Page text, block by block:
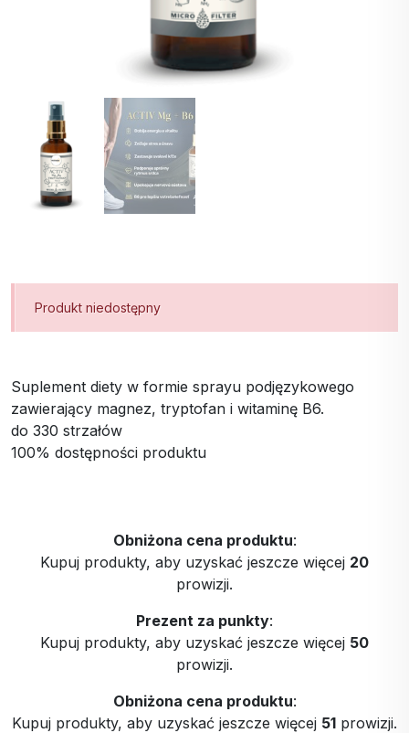
Produkt niedostępny
Suplement diety w formie sprayu podjęzykowego
zawierający magnez, tryptofan i witaminę B6.
do 330 strzałów
100% dostępności produktu
Obniżona cena produktu:
Kupuj produkty, aby uzyskać jeszcze więcej 20
prowizji.
Prezent za punkty:
Kupuj produkty, aby uzyskać jeszcze więcej 50
prowizji.
Obniżona cena produktu:
Kupuj produkty, aby uzyskać jeszcze więcej 51 prowizji.